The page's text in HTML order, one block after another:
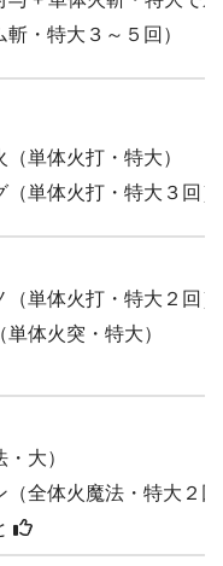
・特大３～５回）
単体火打・特大）
単体火打・特大３回）
単体火打・特大２回）
体火突・特大）
大）
（全体火魔法・特大２